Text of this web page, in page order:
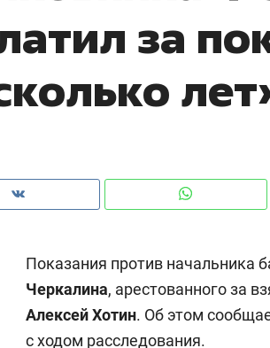
за
Показания против начальника
Черкалина, арестованного за
Алексей Хотин. Об этом
с ходом расследования.
«МИР ГРУПП» и ВТБ
оазис жилого
под Казанью
150
ID